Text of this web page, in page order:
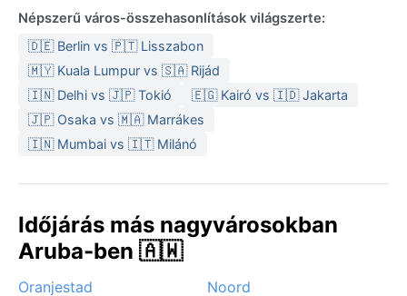
szélálló kabát ajánlott az esti szeles órákra.
A legkedvezőbb időszak az utazásra decembertől
áprilisig tart, amikor a hőmérséklet a legenyhébb, és a
csapadék is ritkább. Jellemző időjárási jelenség a
passzátszél, amely a sziget északi partján erős
hullámokat és szörfözhető vizet teremt, illetve
időnként a Szaharából érkező porral színezi a
hurrikánövezetén kívül esik. A napsütés szinte
mindennapos, a tél is kellemesen meleg.
Népszerű város-összehasonlítások világszerte:
🇩🇪 Berlin vs 🇵🇹 Lisszabon
🇲🇾 Kuala Lumpur vs 🇸🇦 Rijád
🇮🇳 Delhi vs 🇯🇵 Tokió
🇪🇬 Kairó vs 🇮🇩 Jakarta
🇯🇵 Osaka vs 🇲🇦 Marrákes
🇮🇳 Mumbai vs 🇮🇹 Milánó
Időjárás más nagyvárosokban
Aruba-ben 🇦🇼
Oranjestad
Noord